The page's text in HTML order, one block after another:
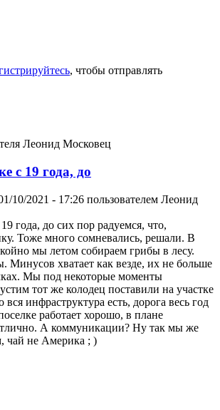
, чтобы отправлять
с 19 года, до
10/2021 - 17:26 пользователем Леонид
года, до сих пор радуемся, что,
Тоже много сомневались, решали. В
мы летом собираем грибы в лесу.
Минусов хватает как везде, их не больше
Мы под некоторые моменты
тот же колодец поставили на участке
инфраструктура есть, дорога весь год
работает хорошо, в плане
А коммуникации? Ну так мы же
чай не Америка ; )